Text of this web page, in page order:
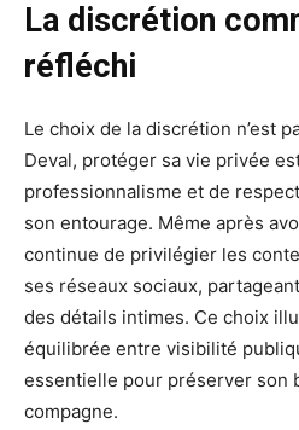
La discrétion
réfléchi
Le choix de la discrétion n’est
Deval, protéger sa vie privée
professionnalisme et de
son entourage. Même après
continue de privilégier les
ses réseaux sociaux,
des détails intimes. Ce choix
équilibrée entre visibilité
essentielle pour préserver son
compagne.